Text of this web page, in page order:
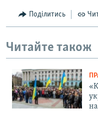
Поділитись
Читайте також